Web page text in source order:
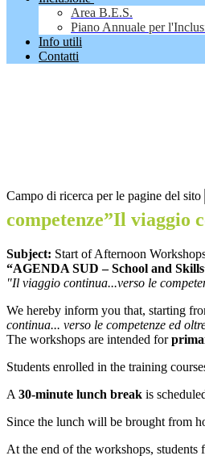
Area B.E.S.
Piano Annuale per
Info utili
Contatti
Campo di ricerca per le pagine del sito
competenze”Il viaggio
Subject: Start of Afternoon
“AGENDA SUD – School and
"Il viaggio continua...verso le
We hereby inform you that, starting
continua... verso le competenze ed
The workshops are intended for
Students enrolled in the training
A 30-minute lunch break is
Since the lunch will be brought from
At the end of the workshops, students